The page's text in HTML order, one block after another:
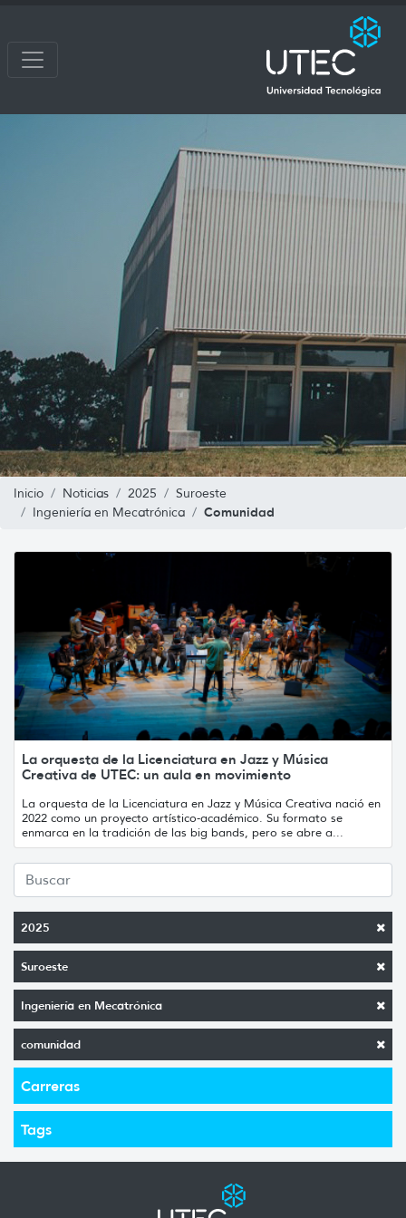
Inicio Noticias 2025
Suroeste
Ingeniería en Mecatrónica
Comunidad
2025
Suroeste
Ingeniería en Mecatrónica
comunidad
Carreras
Tags
La orquesta de la Licenciatura en Jazz y Música
Creativa de UTEC: un aula en movimiento
La orquesta de la Licenciatura en Jazz y Música Creativa nació en
2022 como un proyecto artístico-académico. Su formato se
enmarca en la tradición de las big bands, pero se abre a...